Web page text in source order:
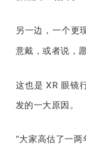
动
中
另一边，一个更
意戴，或者说，
这也是 XR 眼镜
发的一大原因。
“大家高估了一两